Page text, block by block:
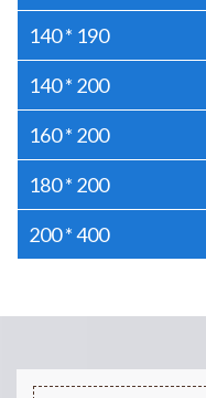
140 * 190
140 * 200
160 * 200
180 * 200
200 * 400